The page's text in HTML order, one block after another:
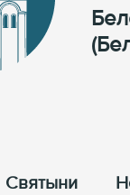
Cвятыни